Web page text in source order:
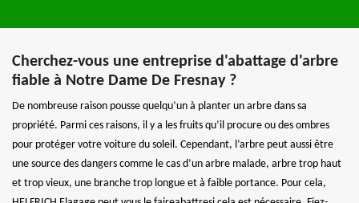
Cherchez-vous une entreprise d'abattage d'arbre
fiable à Notre Dame De Fresnay ?
De nombreuse raison pousse quelqu’un à planter un arbre dans sa
propriété. Parmi ces raisons, il y a les fruits qu’il procure ou des ombres
pour protéger votre voiture du soleil. Cependant, l’arbre peut aussi être
une source des dangers comme le cas d’un arbre malade, arbre trop haut
et trop vieux, une branche trop longue et à faible portance. Pour cela,